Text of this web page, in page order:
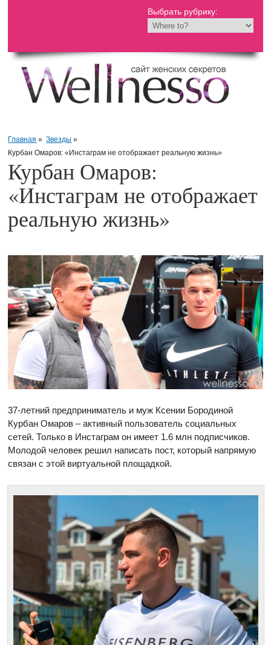
Выбрать рубрику:
Главная » Звезды »
Курбан Омаров: «Инстаграм не отображает реальную жизнь»
Курбан Омаров:
«Инстаграм не отображает
реальную жизнь»
37-летний предприниматель и муж Ксении Бородиной
Курбан Омаров – активный пользователь социальных
сетей. Только в Инстаграм он имеет 1.6 млн подписчиков.
Молодой человек решил написать пост, который напрямую
связан с этой виртуальной площадкой.